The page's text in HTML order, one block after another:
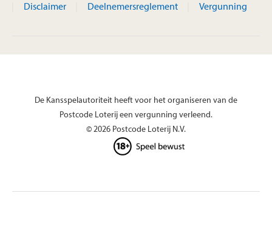
Disclaimer
Deelnemersreglement Vergunning
De Kansspelautoriteit heeft voor het organiseren van de
Postcode Loterij een vergunning verleend.
© 2026 Postcode Loterij N.V.